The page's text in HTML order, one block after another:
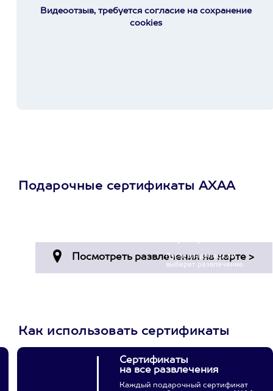
Видеоотзыв, требуется согласие на сохранение
cookies
Подарочные сертификаты АХАА
Пусть владелец сам
выберет развлечение.
Как использовать сертификаты
Сертификаты
на все развлечения
Каждый подарочный сертификат